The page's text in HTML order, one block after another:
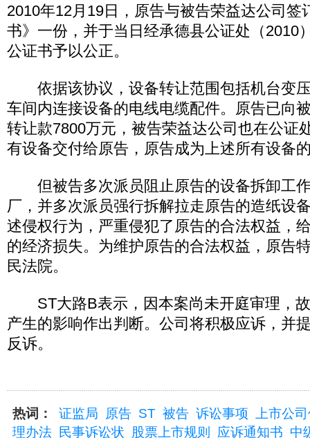
2010年12月19日，原告与被告荣益达公司签
书》一份，并于当日经承德县公证处（2010
公证书予以公正。
依据该协议，设备转让范围包括机台变
车间内连接设备的电线电缆配件。原告已向
转让款7800万元，被告荣益达公司也在公证
有设备交付给原告，原告成为上述所有设备
但被告多次派员阻止原告的设备拆卸工
厂，并多次派员强行拆解拉走原告的造纸设
述侵权行为，严重侵犯了原告的合法权益，
的经济损失。为维护原告的合法权益，原告
民法院。
ST大路B表示，因本案尚未开庭审理，故
产生的影响作出判断。公司将积极应诉，并
反诉。
热词： 证监局 原告 ST 被告 诉讼事项
上市公
理办法
民事诉讼状 股票上市规则 应诉通知书 中